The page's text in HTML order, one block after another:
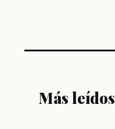
Más leídos